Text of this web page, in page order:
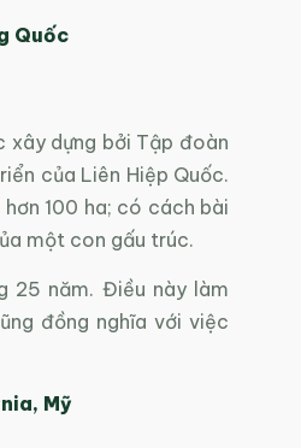
Quốc
xây dựng bởi Tập đoàn
của Liên Hiệp Quốc.
100 ha; có cách bài
một con gấu trúc.
25 năm. Điều này làm
đồng nghĩa với việc
Mỹ